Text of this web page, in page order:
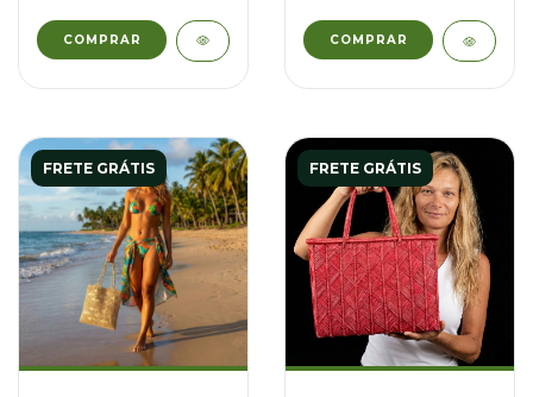
FRETE GRÁTIS FRETE GRÁTIS